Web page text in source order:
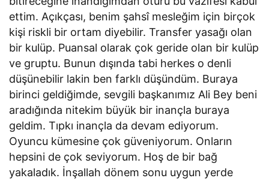
ettim. Açıkçası, benim şahsî mesleğim için birçok
kişi riskli bir ortam diyebilir. Transfer yasağı olan
bir kulüp. Puansal olarak çok geride olan bir kulüp
ve gruptu. Bunun dışında tabi herkes o denli
düşünebilir lakin ben farklı düşündüm. Buraya
birinci geldiğimde, sevgili başkanımız Ali Bey beni
aradığında nitekim büyük bir inançla buraya
geldim. Tıpkı inançla da devam ediyorum.
Oyuncu kümesine çok güveniyorum. Onların
hepsini de çok seviyorum. Hoş de bir bağ
yakaladık. İnşallah dönem sonu uygun yerde